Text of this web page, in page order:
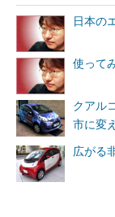
日本の
使って
クアル
市に変
広がる